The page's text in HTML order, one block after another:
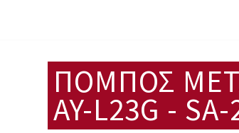
ΠΟΜΠΟΣ
AY-L23G -